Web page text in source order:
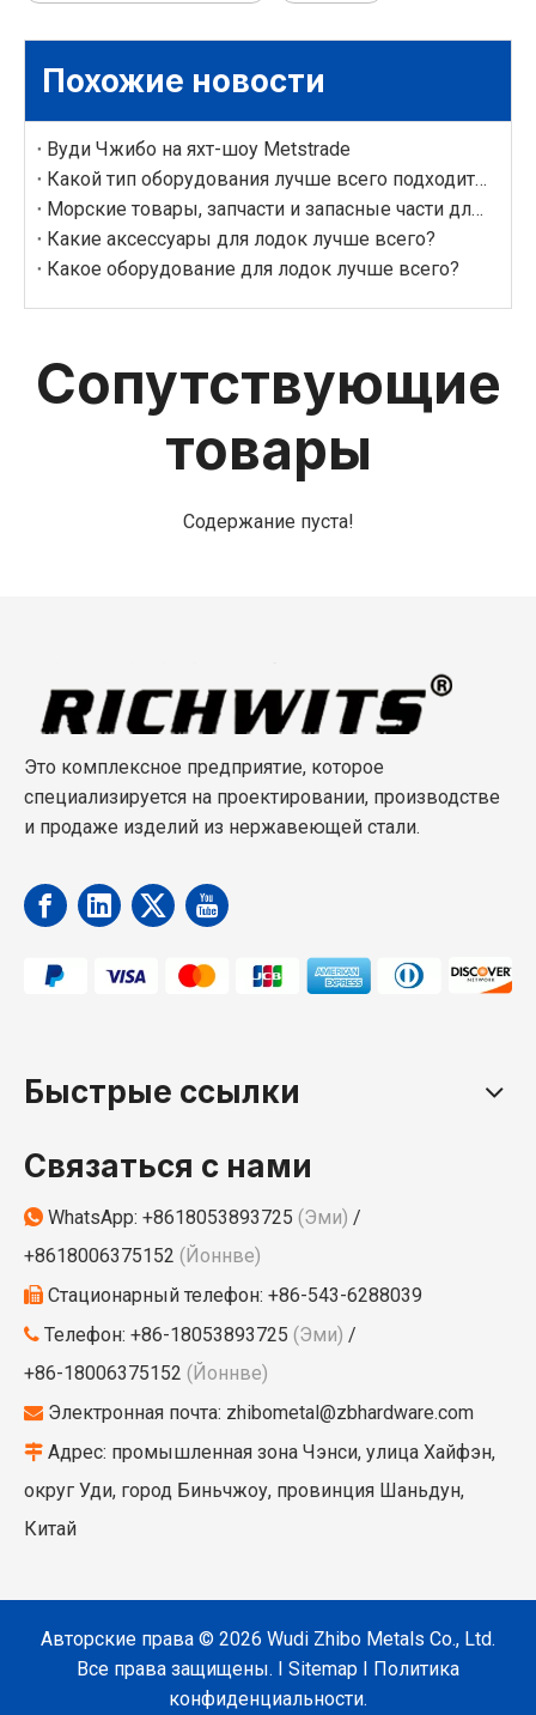
Похожие новости
Вуди Чжибо на яхт-шоу Metstrade
Какой тип оборудования лучше всего подходит для морских приложений?
Морские товары, запчасти и запасные части для лодок?
Какие аксессуары для лодок лучше всего?
Какое оборудование для лодок лучше всего?
Сопутствующие
товары
Содержание пуста!
Это комплексное предприятие, которое
специализируется на проектировании, производстве
и продаже изделий из нержавеющей стали.
Быстрые ссылки
Связаться с нами
 WhatsApp: +8618053893725 (Эми) /
+8618006375152 (Йоннве)
 Стационарный телефон: +86-543-6288039
 Телефон: +86-18053893725 (Эми) /
+86-18006375152 (Йоннве)
 Электронная почта: zhibometal@zbhardware.com
 Адрес: промышленная зона Чэнси, улица Хайфэн,
округ Уди, город Биньчжоу, провинция Шаньдун,
Китай
Авторские права © 2026 Wudi Zhibo Metals Co., Ltd.
Все права защищены. I Sitemap I Политика
конфиденциальности.